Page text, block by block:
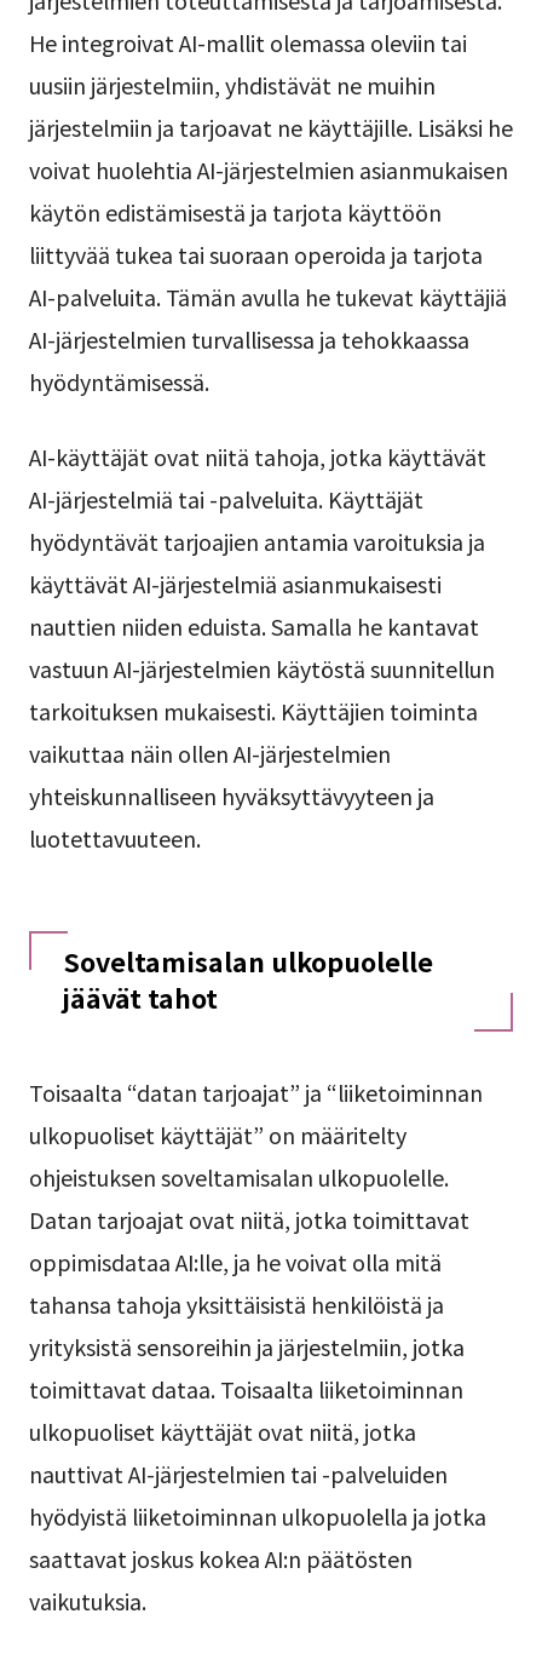
He integroivat AI-mallit olemassa oleviin tai
uusiin järjestelmiin, yhdistävät ne muihin
järjestelmiin ja tarjoavat ne käyttäjille. Lisäksi he
voivat huolehtia AI-järjestelmien asianmukaisen
käytön edistämisestä ja tarjota käyttöön
liittyvää tukea tai suoraan operoida ja tarjota
AI-palveluita. Tämän avulla he tukevat käyttäjiä
AI-järjestelmien turvallisessa ja tehokkaassa
hyödyntämisessä.
AI-käyttäjät ovat niitä tahoja, jotka käyttävät
AI-järjestelmiä tai -palveluita. Käyttäjät
hyödyntävät tarjoajien antamia varoituksia ja
käyttävät AI-järjestelmiä asianmukaisesti
nauttien niiden eduista. Samalla he kantavat
vastuun AI-järjestelmien käytöstä suunnitellun
tarkoituksen mukaisesti. Käyttäjien toiminta
vaikuttaa näin ollen AI-järjestelmien
yhteiskunnalliseen hyväksyttävyyteen ja
luotettavuuteen.
Soveltamisalan ulkopuolelle
jäävät tahot
Toisaalta “datan tarjoajat” ja “liiketoiminnan
ulkopuoliset käyttäjät” on määritelty
ohjeistuksen soveltamisalan ulkopuolelle.
Datan tarjoajat ovat niitä, jotka toimittavat
oppimisdataa AI:lle, ja he voivat olla mitä
tahansa tahoja yksittäisistä henkilöistä ja
yrityksistä sensoreihin ja järjestelmiin, jotka
toimittavat dataa. Toisaalta liiketoiminnan
ulkopuoliset käyttäjät ovat niitä, jotka
nauttivat AI-järjestelmien tai -palveluiden
hyödyistä liiketoiminnan ulkopuolella ja jotka
saattavat joskus kokea AI:n päätösten
vaikutuksia.